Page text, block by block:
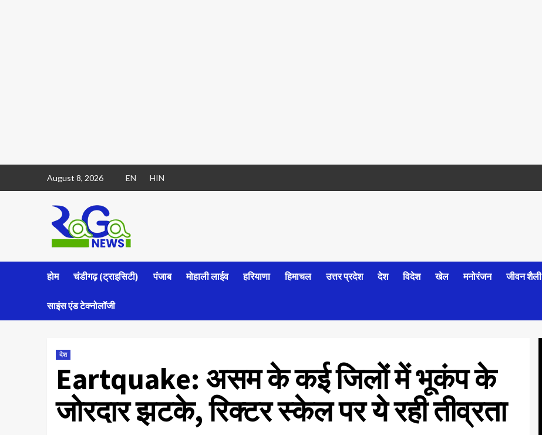
August 8, 2026 EN HIN
होम चंडीगढ़ (ट्राइसिटी) पंजाब मोहाली लाईव हरियाणा हिमाचल उत्तर प्रदेश देश विदेश खेल मनोरंजन जीवन शैली
साइंस एंड टेक्नोलॉजी
देश
Eartquake: असम के कई जिलों में भूकंप के
जोरदार झटके, रिक्टर स्केल पर ये रही तीव्रता